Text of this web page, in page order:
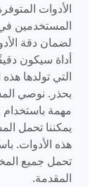
الأدوات
المستخدمين
لضمان دقة
التي تولدها
بحذر. نوصي
مهمة
يمكننا تحمل
هذه الأدوات.
تحمل جميع
المقدمة.